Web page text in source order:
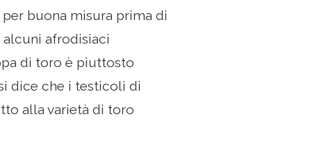
buona misura prima di
alcuni afrodisiaci
di toro è piuttosto
dice che i testicoli di
alla varietà di toro